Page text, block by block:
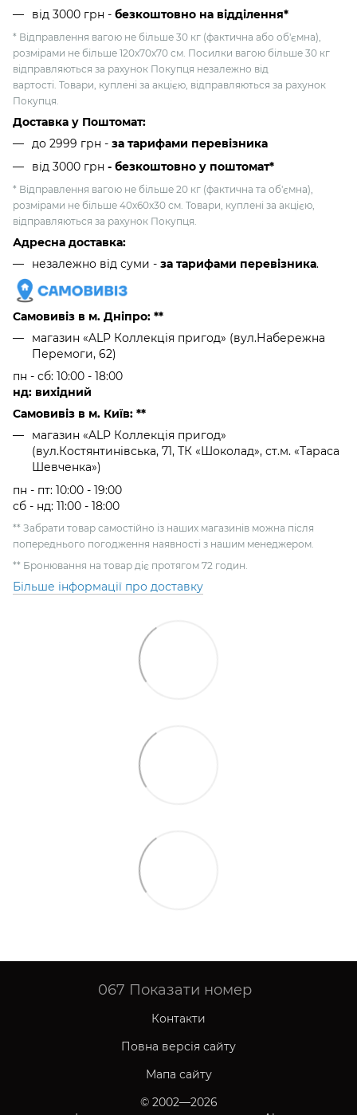
від 3000 грн - безкоштовно на відділення*
* Відправлення вагою не більше 30 кг (фактична або об'ємна),
розмірами не більше 120х70х70 см. Посилки вагою більше 30 кг
відправляються за рахунок Покупця незалежно від
вартості. Товари, куплені за акцією, відправляються за рахунок
Покупця.
Доставка у Поштомат:
до 2999 грн - за тарифами перевізника
від 3000 грн - безкоштовно у поштомат*
* Відправлення вагою не більше 20 кг (фактична та об'ємна),
розмірами не більше 40х60х30 см. Товари, куплені за акцією,
відправляються за рахунок Покупця.
Адресна доставка:
незалежно від суми - за тарифами перевізника.
Самовивіз в м. Дніпро: **
магазин «ALP Коллекція пригод» (вул.Набережна
Перемоги, 62)
пн - сб: 10:00 - 18:00
нд: вихідний
Самовивіз в м. Київ: **
магазин «ALP Коллекція пригод»
(вул.Костянтинівська, 71, ТК «Шоколад», ст.м. «Тараса
Шевченка»)
пн - пт: 10:00 - 19:00
сб - нд: 11:00 - 18:00
** Забрати товар самостійно із наших магазинів можна після
попереднього погодження наявності з нашим менеджером.
** Бронювання на товар діє протягом 72 годин.
Більше інформації про доставку
067 Показати номер
Контакти
Повна версія сайту
Мапа сайту
© 2002—2026